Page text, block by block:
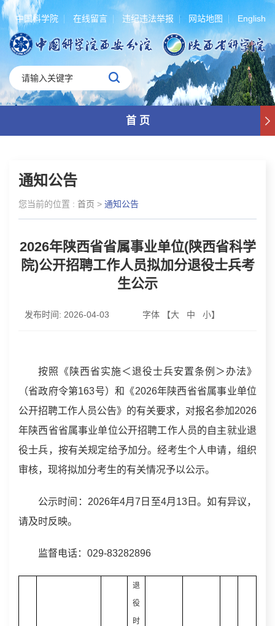
中国科学院 在线留言 违纪违法举报 网站地图 English
首 页
通知公告
您当前的位置 : 首页 > 通知公告
2026年陕西省省属事业单位(陕西省科学
院)公开招聘工作人员拟加分退役士兵考
生公示
发布时间: 2026-04-03 字体 【大 中 小】
按照《陕西省实施＜退役士兵安置条例＞办法》
（省政府令第163号）和《2026年陕西省省属事业单位
公开招聘工作人员公告》的有关要求，对报名参加2026
年陕西省省属事业单位公开招聘工作人员的自主就业退
役士兵，按有关规定给予加分。经考生个人申请，组织
审核，现将拟加分考生的有关情况予以公示。
公示时间：2026年4月7日至4月13日。如有异议，
请及时反映。
监督电话：029-83282896
退
役
时